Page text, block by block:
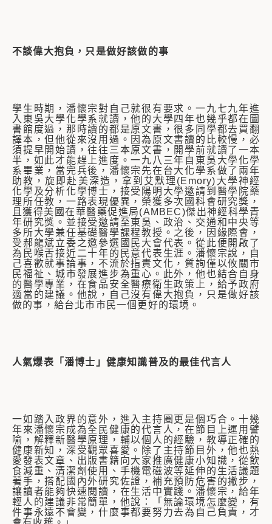
不談偉大抱負，只是做好該做的事
學生時期，潘懷宗對自己就很有要求。一九七九年進
入東吳大學化學系就讀，他的大學四年也幾乎都在圖
書館度過，那時讀的都是原文書，很多同學都去買翻
譯本，但他從來沒用過。因為原文書讀的比較慢，必
須提早開始讀，往往三本原文書，開學前就讀了一本
半，如此才能趕上進度。一九八三年自東吳大學化學
系畢業，當完兵後，潘懷宗先在台大化學系做了兩年
助教，旋即赴美深造，拿到艾默理(Emory)大學神經
化學及分析化學博士，接受陽明大學邀請到醫學院藥
理所任教，一路表現優異，榮獲多次國科會研究獎，
且獲得美國在華醫藥促進局(AMBEC)傑出神經科學青
年研究獎。並接受邀請至東吳、政治、交通和中央等
多所大學兼任基礎醫學課程教授。之後，因緣際會，
受郝龍斌立委之邀參選國民大會代表。從此便開啟了
為民喉舌接近二十年的民意代表生涯。潘懷宗說，自
己喜歡就事論事，不流於指責文化，質詢僅以攸關市
民福祉、城市發展進步為重心。此外，他也結合自身
的醫學專業，在食品安全醫療衛生政策上，給予政府
適當的建議。他說，自己沒有偉大抱負，只是做好該
做的事，給台北市市民一個更好的環境。
人氣爆表「潘博士」健康知識普及的最佳代言人
一如踏入政界的意外，進入主持圈更是個巧合。十幾
年來潘懷宗成為全民健康的代言人，在節目上運用譬
喻，解釋新醫學原理，輔以個人的經驗，教導正確的
健康新知，深受觀眾喜愛。除了主持節目外，他也熱
愛發表文章、出版書籍向大家推廣健康小知識，從飲
食減重、清潔劑使用、手機電磁波等延伸的生活議題
著手，搭配國內外研究佐證，補充預防危害的撇步，
讓讀者能夠快速閱讀，在生活中實踐。潘懷宗，給年
輕人的建議非常簡單，他說：「無論環境怎麼變，有
件事永遠不會變，什麼事都要努力去為自己負責，才